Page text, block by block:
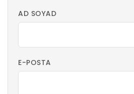
AD SOYAD
E-POSTA